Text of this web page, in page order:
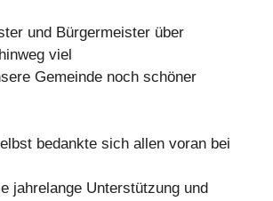
und Bürgermeister über
viel
Gemeinde noch schöner
bedankte sich allen voran bei
jahrelange Unterstützung und